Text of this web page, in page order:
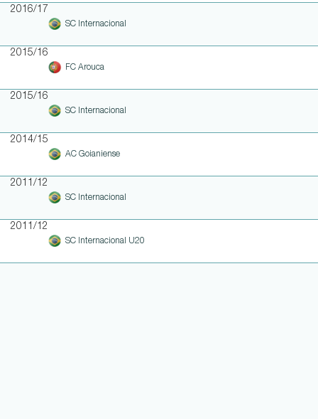
2016/17
SC Internacional
2015/16
FC Arouca
2015/16
SC Internacional
2014/15
AC Goianiense
2011/12
SC Internacional
2011/12
SC Internacional U20